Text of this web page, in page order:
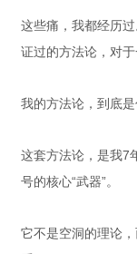
这些痛，我都经历
证过的方法论，对
我的方法论，到底是
这套方法论，是我7
号的核心“武器”。
它不是空洞的理论